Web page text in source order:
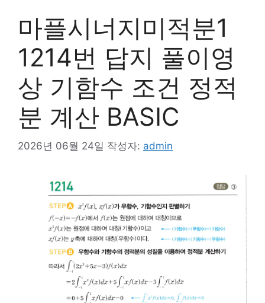
마플시너지미적분1
1214번 답지 풀이영
상 기함수 조건 정적
분 계산 BASIC
2026년 06월 24일 작성자: admin